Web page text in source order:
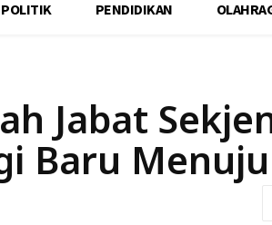
POLITIK PENDIDIKAN
Jabat
Baru